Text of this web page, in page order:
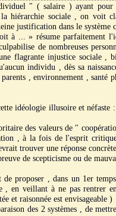
" ( salaire ) ayant pour
hiérarchie sociale , on voit
justification dans le système
à ... » résume parfaitement
de nombreuses
flagrante injustice sociale ,
individu , dès sa
, environnement , santé
idéologie illusoire et
des valeurs de "
, à la fois de l'esprit
trouver une réponse
de scepticisme ou de
proposer , dans un 1er
, en veillant à ne pas rentrer
et raisonnée est envisageable )
des 2 systèmes , de